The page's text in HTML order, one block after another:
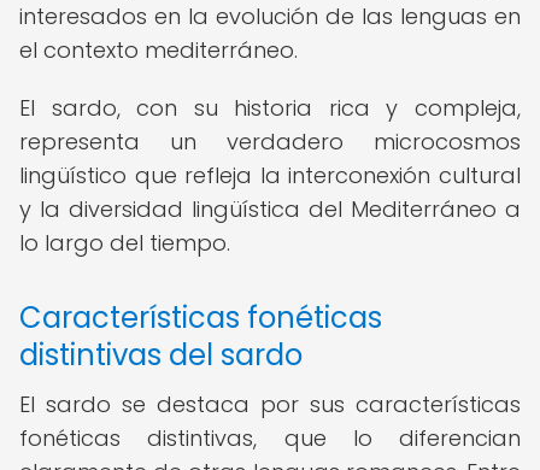
interesados en la evolución de las lenguas en
el contexto mediterráneo.
El sardo, con su historia rica y compleja,
representa un verdadero microcosmos
lingüístico que refleja la interconexión cultural
y la diversidad lingüística del Mediterráneo a
lo largo del tiempo.
Características fonéticas
distintivas del sardo
El sardo se destaca por sus características
fonéticas distintivas, que lo diferencian